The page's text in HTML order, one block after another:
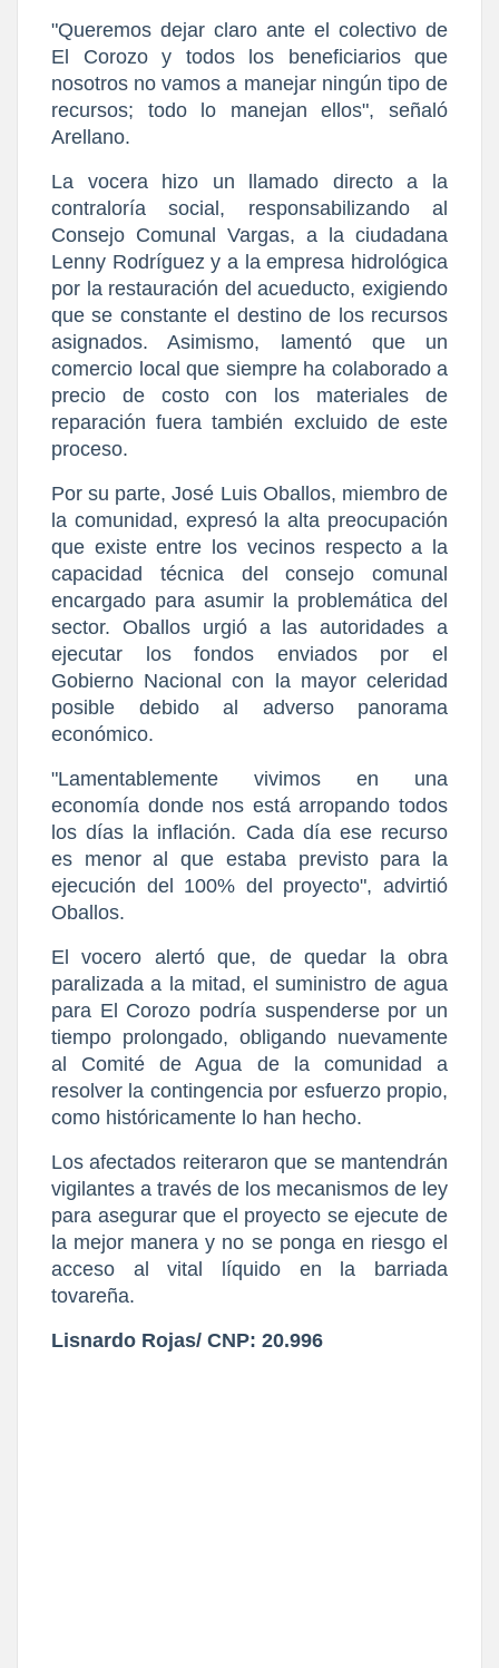
​"Queremos dejar claro ante el colectivo de
El Corozo y todos los beneficiarios que
nosotros no vamos a manejar ningún tipo de
recursos; todo lo manejan ellos", señaló
Arellano.
​La vocera hizo un llamado directo a la
contraloría social, responsabilizando al
Consejo Comunal Vargas, a la ciudadana
Lenny Rodríguez y a la empresa hidrológica
por la restauración del acueducto, exigiendo
que se constante el destino de los recursos
asignados. Asimismo, lamentó que un
comercio local que siempre ha colaborado a
precio de costo con los materiales de
reparación fuera también excluido de este
proceso.
​Por su parte, José Luis Oballos, miembro de
la comunidad, expresó la alta preocupación
que existe entre los vecinos respecto a la
capacidad técnica del consejo comunal
encargado para asumir la problemática del
sector. Oballos urgió a las autoridades a
ejecutar los fondos enviados por el
Gobierno Nacional con la mayor celeridad
posible debido al adverso panorama
económico.
​"Lamentablemente vivimos en una
economía donde nos está arropando todos
los días la inflación. Cada día ese recurso
es menor al que estaba previsto para la
ejecución del 100% del proyecto", advirtió
Oballos.
​El vocero alertó que, de quedar la obra
paralizada a la mitad, el suministro de agua
para El Corozo podría suspenderse por un
tiempo prolongado, obligando nuevamente
al Comité de Agua de la comunidad a
resolver la contingencia por esfuerzo propio,
como históricamente lo han hecho.
​Los afectados reiteraron que se mantendrán
vigilantes a través de los mecanismos de ley
para asegurar que el proyecto se ejecute de
la mejor manera y no se ponga en riesgo el
acceso al vital líquido en la barriada
tovareña.
Lisnardo Rojas/ CNP: 20.996